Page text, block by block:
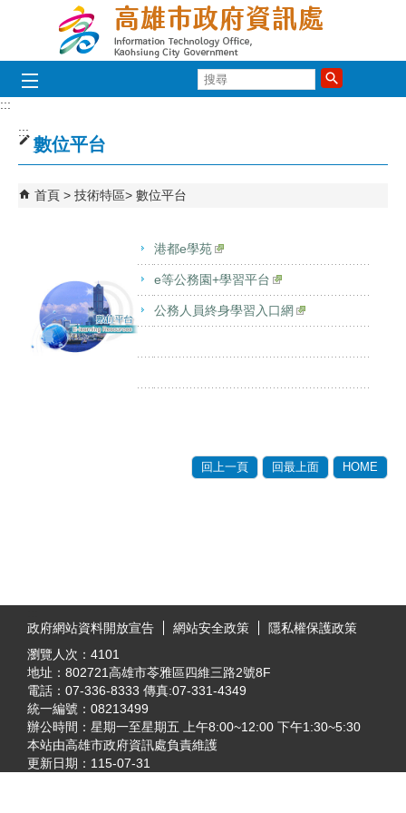
跳到主要內容區塊
尋
:::
:::
數位平台
首頁 技術特區 數位平台
港都e學苑
e等公務園+學習平台
公務人員終身學習入口網
回上一頁 回最上面 HOME
政府網站資料開放宣告
網站安全政策
隱私權保護政策
瀏覽人次： 4101
地址：802721高雄市苓雅區四維三路2號8F
電話：07-336-8333 傳真:07-331-4349
統一編號：08213499
辦公時間：星期一至星期五 上午8:00~12:00 下午1:30~5:30
本站由高雄市政府資訊處負責維護
更新日期： 115-07-31